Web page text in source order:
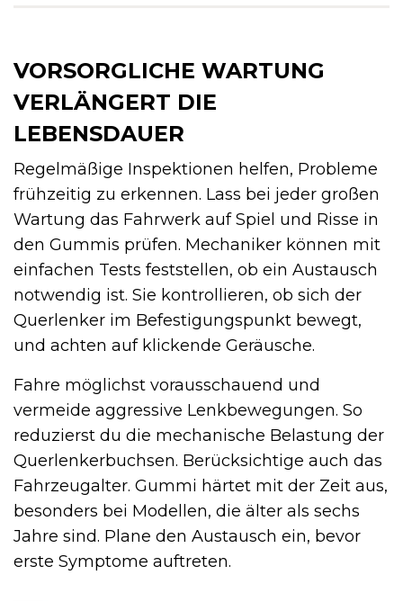
VORSORGLICHE WARTUNG
VERLÄNGERT DIE
LEBENSDAUER
Regelmäßige Inspektionen helfen, Probleme
frühzeitig zu erkennen. Lass bei jeder großen
Wartung das Fahrwerk auf Spiel und Risse in
den Gummis prüfen. Mechaniker können mit
einfachen Tests feststellen, ob ein Austausch
notwendig ist. Sie kontrollieren, ob sich der
Querlenker im Befestigungspunkt bewegt,
und achten auf klickende Geräusche.
Fahre möglichst vorausschauend und
vermeide aggressive Lenkbewegungen. So
reduzierst du die mechanische Belastung der
Querlenkerbuchsen. Berücksichtige auch das
Fahrzeugalter. Gummi härtet mit der Zeit aus,
besonders bei Modellen, die älter als sechs
Jahre sind. Plane den Austausch ein, bevor
erste Symptome auftreten.